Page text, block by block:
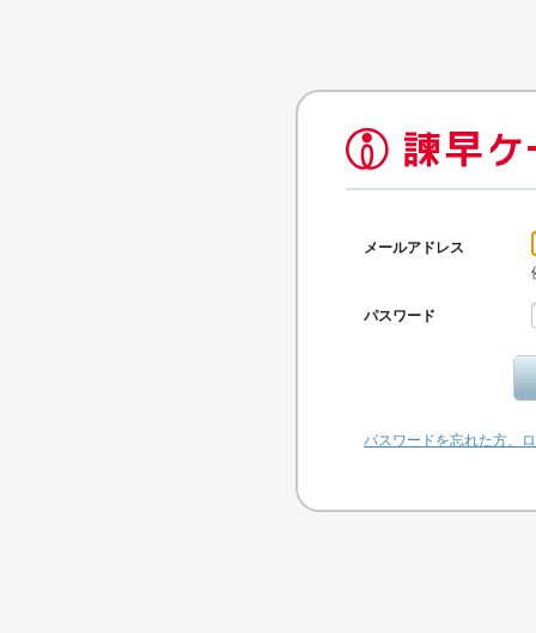
メールアドレス
パスワード
パスワードを忘れた方、